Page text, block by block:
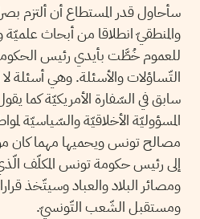
سأحاول قدر المستطاع أن ألتزم
والمنطقيّ انطلاقا من أبحاث
للعموم خُطَّت بأيدي رئيس
التّساؤلات والأسئلة. وهي أسئلة
سابق في السّفارة الأمريكيّة كما
المسؤوليّة الأخلاقيّة والسّياسيّة
مصالح تونس ويحميها مهما كان
إلى رئيس حكومة تونس المكلّف
ومصائر البلاد والعباد وسيتّخذ
ومستقبل الشّعب التّونسيّ.